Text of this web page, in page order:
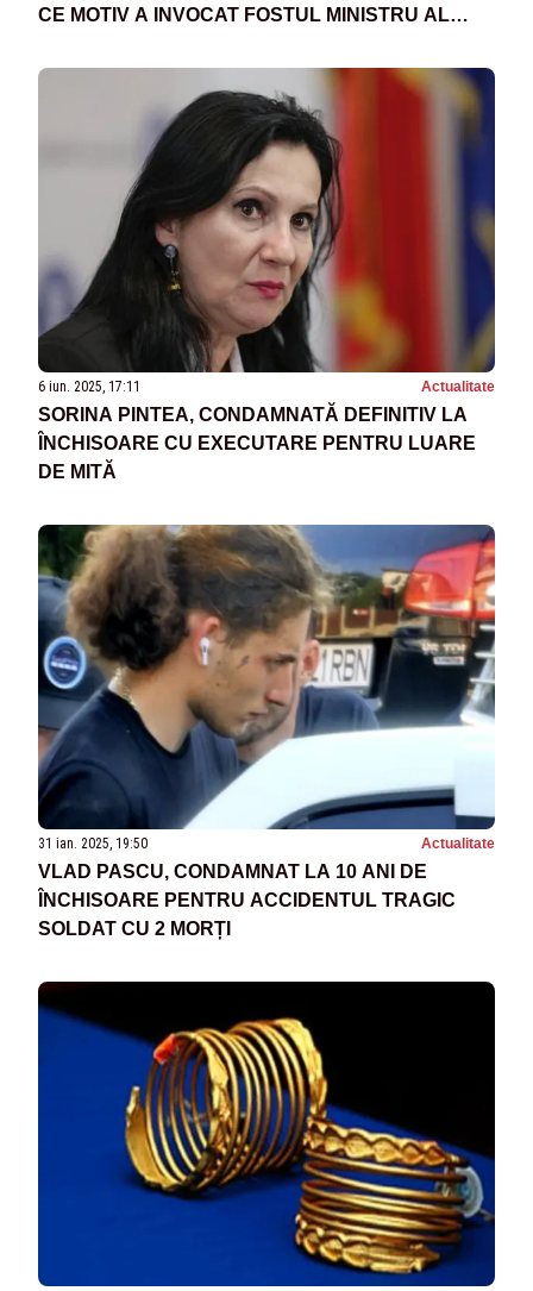
CE MOTIV A INVOCAT FOSTUL MINISTRU AL
6 iun. 2025, 17:11 Actualitate
SORINA PINTEA, CONDAMNATĂ DEFINITIV LA
ÎNCHISOARE CU EXECUTARE PENTRU LUARE
DE MITĂ
31 ian. 2025, 19:50 Actualitate
VLAD PASCU, CONDAMNAT LA 10 ANI DE
ÎNCHISOARE PENTRU ACCIDENTUL TRAGIC
SOLDAT CU 2 MORȚI